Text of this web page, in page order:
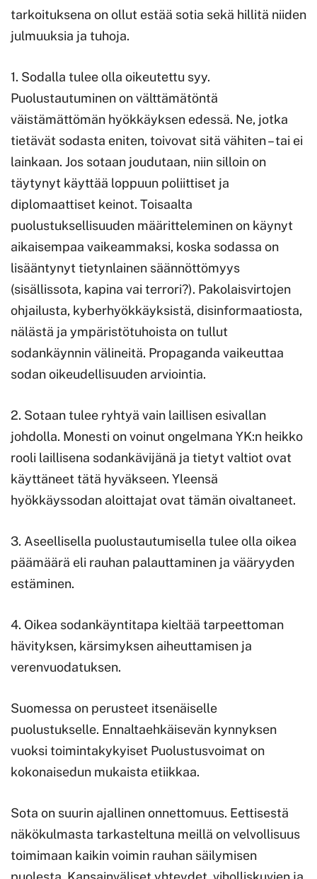
tarkoituksena on ollut estää sotia sekä hillitä niiden
julmuuksia ja tuhoja.
1. Sodalla tulee olla oikeutettu syy.
Puolustautuminen on välttämätöntä
väistämättömän hyökkäyksen edessä. Ne, jotka
tietävät sodasta eniten, toivovat sitä vähiten – tai ei
lainkaan. Jos sotaan joudutaan, niin silloin on
täytynyt käyttää loppuun poliittiset ja
diplomaattiset keinot. Toisaalta
puolustuksellisuuden määritteleminen on käynyt
aikaisempaa vaikeammaksi, koska sodassa on
lisääntynyt tietynlainen säännöttömyys
(sisällissota, kapina vai terrori?). Pakolaisvirtojen
ohjailusta, kyberhyökkäyksistä, disinformaatiosta,
nälästä ja ympäristötuhoista on tullut
sodankäynnin välineitä. Propaganda vaikeuttaa
sodan oikeudellisuuden arviointia.
2. Sotaan tulee ryhtyä vain laillisen esivallan
johdolla. Monesti on voinut ongelmana YK:n heikko
rooli laillisena sodankävijänä ja tietyt valtiot ovat
käyttäneet tätä hyväkseen. Yleensä
hyökkäyssodan aloittajat ovat tämän oivaltaneet.
3. Aseellisella puolustautumisella tulee olla oikea
päämäärä eli rauhan palauttaminen ja vääryyden
estäminen.
4. Oikea sodankäyntitapa kieltää tarpeettoman
hävityksen, kärsimyksen aiheuttamisen ja
verenvuodatuksen.
Suomessa on perusteet itsenäiselle
puolustukselle. Ennaltaehkäisevän kynnyksen
vuoksi toimintakykyiset Puolustusvoimat on
kokonaisedun mukaista etiikkaa.
Sota on suurin ajallinen onnettomuus. Eettisestä
näkökulmasta tarkasteltuna meillä on velvollisuus
toimimaan kaikin voimin rauhan säilymisen